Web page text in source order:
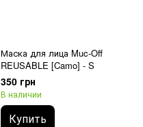
Маска для лица Muc-Off
REUSABLE [Camo] - S
350 грн
В наличии
Купить